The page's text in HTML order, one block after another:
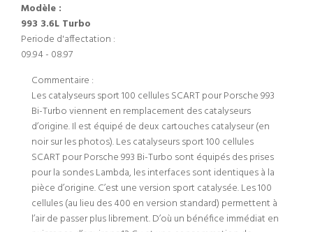
Modèle :
993 3.6L Turbo
Periode d'affectation :
09.94 - 08.97
Commentaire :
Les catalyseurs sport 100 cellules SCART pour Porsche 993
Bi-Turbo viennent en remplacement des catalyseurs
d’origine. Il est équipé de deux cartouches catalyseur (en
noir sur les photos). Les catalyseurs sport 100 cellules
SCART pour Porsche 993 Bi-Turbo sont équipés des prises
pour la sondes Lambda, les interfaces sont identiques à la
pièce d’origine. C’est une version sport catalysée. Les 100
cellules (au lieu des 400 en version standard) permettent à
l’air de passer plus librement. D’où un bénéfice immédiat en